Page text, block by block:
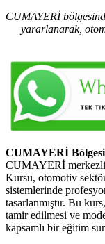
CUMAYERİ
yararlanarak,
CUMAYERİ
CUMAYERİ merkezli
Kursu, otomotiv
sistemlerinde
tasarlanmıştır. Bu
tamir edilmesi ve
kapsamlı bir eğitim